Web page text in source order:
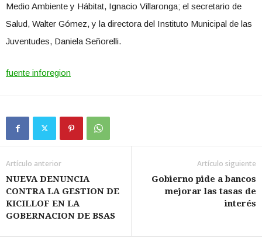
Medio Ambiente y Hábitat, Ignacio Villaronga; el secretario de
Salud, Walter Gómez, y la directora del Instituto Municipal de las
Juventudes, Daniela Señorelli.
fuente inforegion
Artículo anterior
NUEVA DENUNCIA
CONTRA LA GESTION DE
KICILLOF EN LA
GOBERNACION DE BSAS
Artículo siguiente
Gobierno pide a bancos
mejorar las tasas de
interés